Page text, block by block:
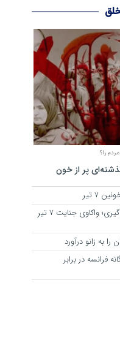
را؟
پر از خون
7 تیر
تروریسم، نفوذ و انتقام‌گیری؛ واکاوی جنایت ۷ تیر
به زانو درآورد
فرانسه در برابر